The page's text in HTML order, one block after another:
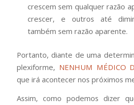
crescem sem qualquer razão
crescer, e outros até
também sem razão aparente.
Portanto, diante de uma
plexiforme, NENHUM MÉDICO
que irá acontecer nos próximos
Assim, como podemos dizer